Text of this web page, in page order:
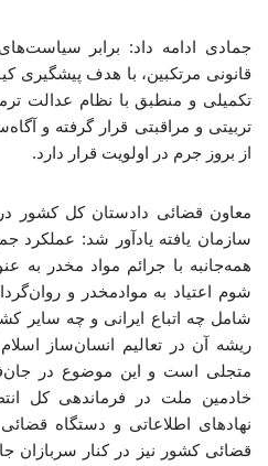
جمادی ادامه داد: برابر
قانونی مرتکبین، با هدف پیشگیری
تکمیلی و منطبق با نظام عدالت
تربیتی و مراقبتی قرار گرفته و
از بروز جرم در اولویت قرار دارد.
معاون قضائی دادستان کل کشور در
سازمان یافته یادآور شد: عملکرد
همه‌جانبه با جرائم مواد مخدر به
شوم اعتیاد به موادمخدر و
شامل چه اتباع ایرانی و چه سایر
ریشه آن در تعالیم انسان‌ساز
متجلی است و این موضوع در
خادمین ملت در فرماندهی کل
نهادهای اطلاعاتی و دستگاه
قضائی کشور نیز در کنار سربازان